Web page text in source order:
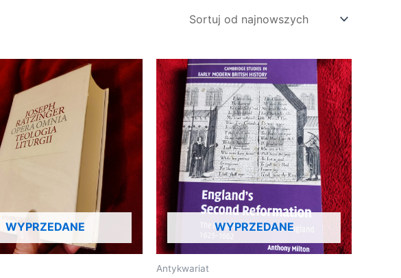
WYPRZEDANE WYPRZEDANE
Antykwariat